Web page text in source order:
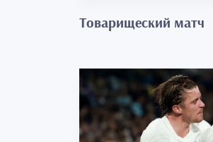
Товарищеский матч